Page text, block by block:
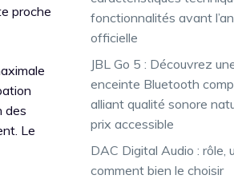
proche
des
Le
fonctionnalités avant
officielle
JBL Go 5 : Découvrez
enceinte Bluetooth
alliant qualité sonore
prix accessible
DAC Digital Audio : rôle,
comment bien le choisir